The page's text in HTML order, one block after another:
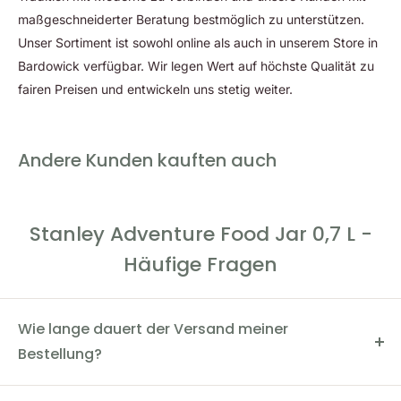
Flasche genießen, ohne zusätzliches Geschirr mitführen zu
müssen.
maßgeschneiderter Beratung bestmöglich zu unterstützen.
Unser Sortiment ist sowohl online als auch in unserem Store in
Bardowick verfügbar. Wir legen Wert auf höchste Qualität zu
fairen Preisen und entwickeln uns stetig weiter.
Andere Kunden kauften auch
Stanley Adventure Food Jar 0,7 L -
Häufige Fragen
Wie lange dauert der Versand meiner
Bestellung?
Der Versand dauert in der Regel 2-4 Werktage. Du